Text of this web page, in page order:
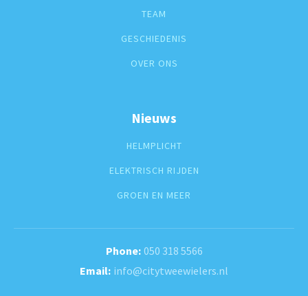
TEAM
GESCHIEDENIS
OVER ONS
Nieuws
HELMPLICHT
ELEKTRISCH RIJDEN
GROEN EN MEER
050 318 5566
info@citytweewielers.nl